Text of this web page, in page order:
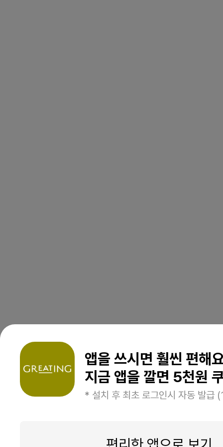
앱을 쓰시면 훨씬 편해
지금 앱을 깔면 5천원
* 설치 후 최초 로그인시 자동 발급